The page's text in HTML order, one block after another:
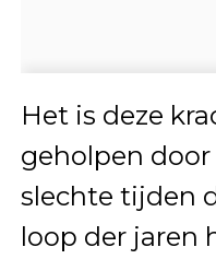
Het is deze
geholpen door
slechte tijden
loop der jaren